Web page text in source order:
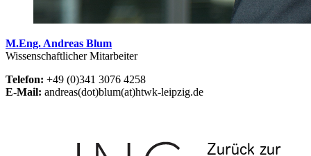
M.Eng. Andreas Blum
Wissenschaftlicher Mitarbeiter
Telefon: +49 (0)341 3076 4258
E-Mail: andreas(dot)blum(at)htwk-leipzig.de